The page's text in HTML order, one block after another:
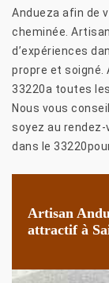
Andueza afin de
cheminée.
d’expériences
propre et soigné.
33220a toutes
Nous vous
soyez au
dans le
Artisan
attractif à